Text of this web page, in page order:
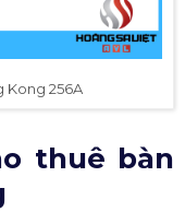
Kong 256A
thuê bàn